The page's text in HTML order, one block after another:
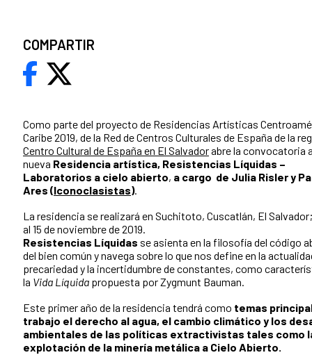
Como parte del proyecto de Residencias Artísticas
Caribe 2019, de la Red de Centros Culturales de España de la
Centro Cultural de España en El Salvadorabre la convocatoria
nueva Residencia artística, Resistencias Líquidas –
Laboratorios a cielo abierto, a cargo de Julia Risler y
Ares (Iconoclasistas).
La residencia se realizará en Suchitoto, Cuscatlán, El
al 15 de noviembre de 2019.
Resistencias Líquidas se asienta en la filosofía del código
del bien común y navega sobre lo que nos define en la
precariedad y la incertidumbre de constantes, como
la Vida Líquida propuesta por Zygmunt Bauman.
Este primer año de la residencia tendrá como temas
trabajo el derecho al agua, el cambio climático y los
ambientales de las políticas extractivistas tales como
explotación de la minería metálica a Cielo Abierto.
COMPARTIR